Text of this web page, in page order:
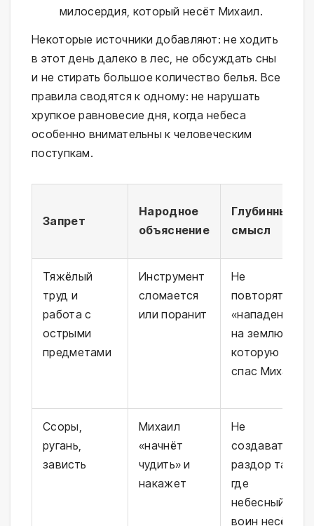
милосердия, который несёт Михаил.
Некоторые источники добавляют: не ходить
в этот день далеко в лес, не обсуждать сны
и не стирать большое количество белья. Все
правила сводятся к одному: не нарушать
хрупкое равновесие дня, когда небеса
особенно внимательны к человеческим
поступкам.
Запрет
Народное
объяснение
Глубинный
смысл
Тяжёлый
труд и
работа с
острыми
предметами
Инструмент
сломается
или поранит
Не
повторять
«нападение»
на землю,
которую
спас Михаил
Ссоры,
ругань,
зависть
Михаил
«начнёт
чудить» и
накажет
Не
создавать
раздор там,
где
небесный
воин несёт